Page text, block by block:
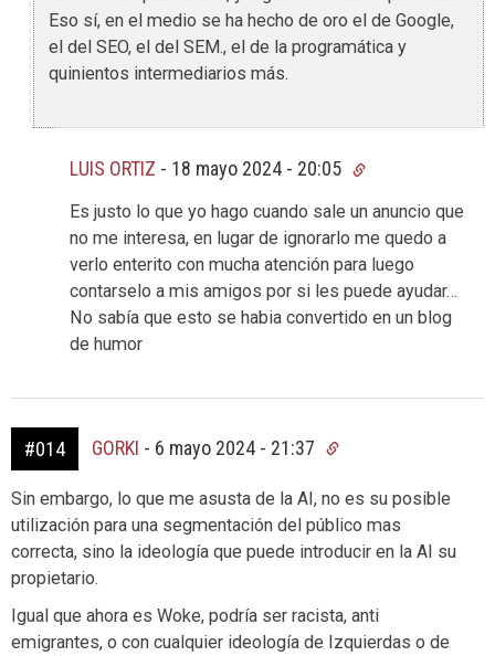
Eso sí, en el medio se ha hecho de oro el de Google,
el del SEO, el del SEM., el de la programática y
quinientos intermediarios más.
LUIS ORTIZ - 18 mayo 2024 - 20:05
Es justo lo que yo hago cuando sale un anuncio que
no me interesa, en lugar de ignorarlo me quedo a
verlo enterito con mucha atención para luego
contarselo a mis amigos por si les puede ayudar…
No sabía que esto se habia convertido en un blog
de humor
#014 GORKI - 6 mayo 2024 - 21:37
Sin embargo, lo que me asusta de la AI, no es su posible
utilización para una segmentación del público mas
correcta, sino la ideología que puede introducir en la AI su
propietario.
Igual que ahora es Woke, podría ser racista, anti
emigrantes, o con cualquier ideología de Izquierdas o de